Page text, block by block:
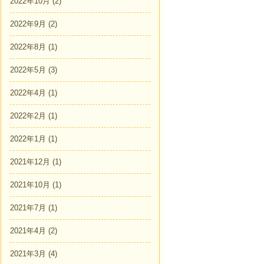
2022年9月 (2)
2022年8月 (1)
2022年5月 (3)
2022年4月 (1)
2022年2月 (1)
2022年1月 (1)
2021年12月 (1)
2021年10月 (1)
2021年7月 (1)
2021年4月 (2)
2021年3月 (4)